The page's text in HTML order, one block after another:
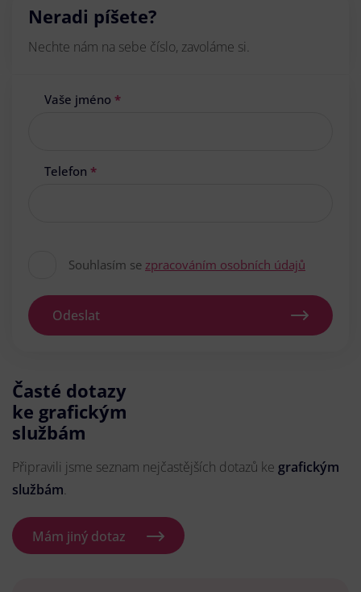
Neradi píšete?
Nechte nám na sebe číslo, zavoláme si.
Vaše jméno *
Telefon *
Souhlasím se zpracováním osobních údajů
Odeslat
Časté dotazy
ke grafickým
službám
Připravili jsme seznam nejčastějších dotazů ke grafickým
službám.
Mám jiný dotaz